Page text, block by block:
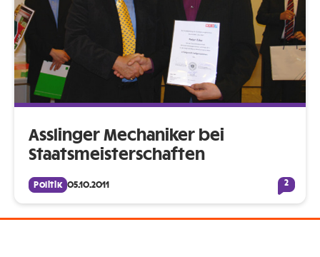
Asslinger Mechaniker bei
Staatsmeisterschaften
Politik 05.10.2011 2